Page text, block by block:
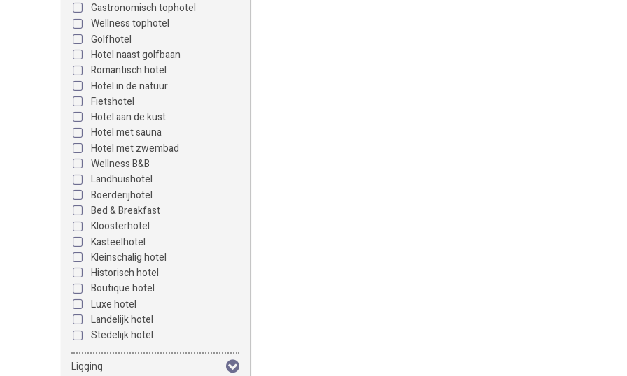
Gastronomisch tophotel
Wellness tophotel
Golfhotel
Hotel naast golfbaan
Romantisch hotel
Hotel in de natuur
Fietshotel
Hotel aan de kust
Hotel met sauna
Hotel met zwembad
Wellness B&B
Landhuishotel
Boerderijhotel
Bed & Breakfast
Kloosterhotel
Kasteelhotel
Kleinschalig hotel
Historisch hotel
Boutique hotel
Luxe hotel
Landelijk hotel
Stedelijk hotel
Ligging